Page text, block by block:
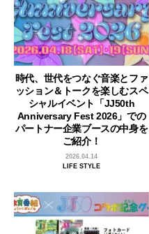
時代、世代をつなぐ音楽とファ
ッション＆トークを楽しむスペ
シャルイベント「JJ50th
Anniversary Fest 2026」での
パートナー企業ブースの中身を
ご紹介！
2026.04.14
LIFE STYLE